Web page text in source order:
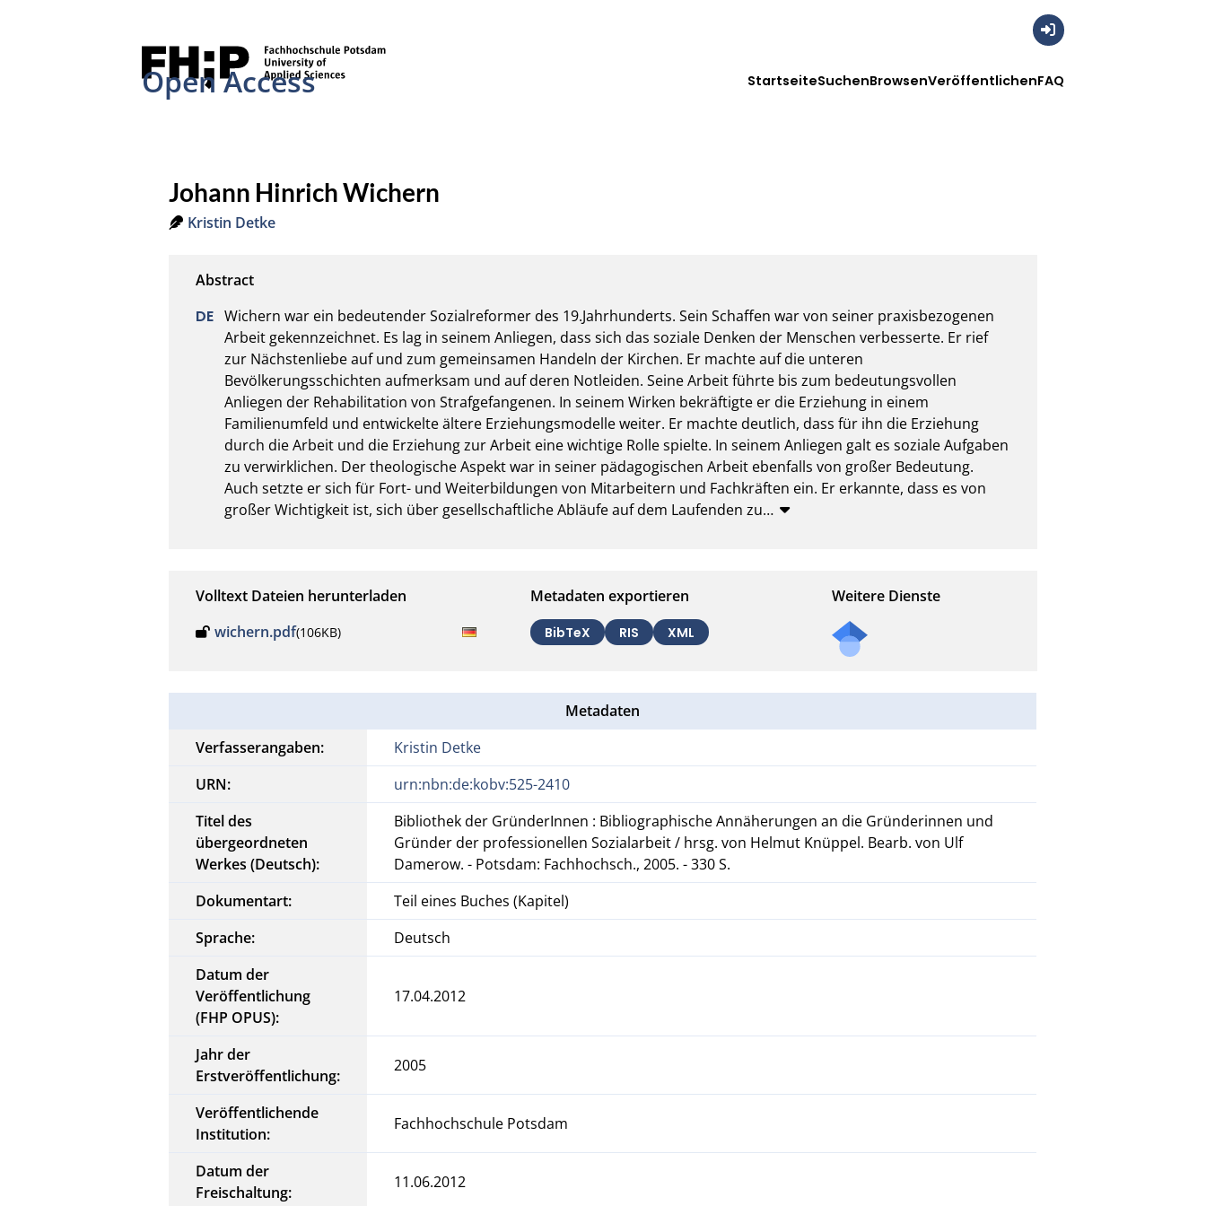
Open Access StartseiteSuchenBrowsenVeröffentlichenFAQ
Johann Hinrich Wichern
Kristin Detke
Wichern war ein bedeutender Sozialreformer des 19.Jahrhunderts. Sein Schaffen war von seiner praxisbezogenen
Arbeit gekennzeichnet. Es lag in seinem Anliegen, dass sich das soziale Denken der Menschen verbesserte. Er rief
zur Nächstenliebe auf und zum gemeinsamen Handeln der Kirchen. Er machte auf die unteren
Bevölkerungsschichten aufmerksam und auf deren Notleiden. Seine Arbeit führte bis zum bedeutungsvollen
Anliegen der Rehabilitation von Strafgefangenen. In seinem Wirken bekräftigte er die Erziehung in einem
Familienumfeld und entwickelte ältere Erziehungsmodelle weiter. Er machte deutlich, dass für ihn die Erziehung
durch die Arbeit und die Erziehung zur Arbeit eine wichtige Rolle spielte. In seinem Anliegen galt es soziale Aufgaben
zu verwirklichen. Der theologische Aspekt war in seiner pädagogischen Arbeit ebenfalls von großer Bedeutung.
Auch setzte er sich für Fort- und Weiterbildungen von Mitarbeitern und Fachkräften ein. Er erkannte, dass es von
großer Wichtigkeit ist, sich über gesellschaftliche Abläufe auf dem Laufenden zu…
Volltext Dateien herunterladen
wichern.pdf(106KB)
Metadaten exportieren
BibTeX RIS XML
Weitere Dienste
Metadaten
Verfasserangaben:
Kristin Detke
URN:
urn:nbn:de:kobv:525-2410
Titel des
übergeordneten
Werkes (Deutsch):
Bibliothek der GründerInnen : Bibliographische Annäherungen an die Gründerinnen und
Gründer der professionellen Sozialarbeit / hrsg. von Helmut Knüppel. Bearb. von Ulf
Damerow. - Potsdam: Fachhochsch., 2005. - 330 S.
Dokumentart:
Teil eines Buches (Kapitel)
Sprache:
Deutsch
Datum der
Veröffentlichung
(FHP OPUS):
17.04.2012
Jahr der
Erstveröffentlichung:
2005
Veröffentlichende
Institution:
Fachhochschule Potsdam
Datum der
Freischaltung:
11.06.2012